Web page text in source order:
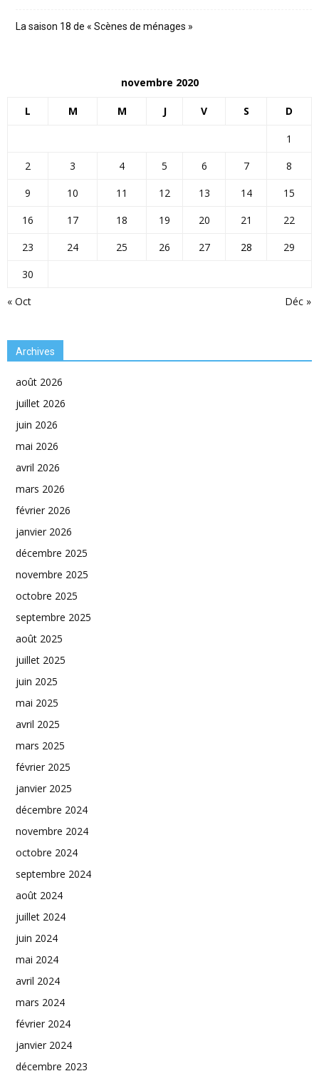
La saison 18 de « Scènes de ménages »
novembre 2020
L M M J V S D
« Oct Déc »
1
2
3 4 5 6 7
8
9
10 11 12 13 14
15
16
17 18 19 20 21
22
23
24 25 26 27 28
29
30
Archives
août 2026
juillet 2026
juin 2026
mai 2026
avril 2026
mars 2026
février 2026
janvier 2026
décembre 2025
novembre 2025
octobre 2025
septembre 2025
août 2025
juillet 2025
juin 2025
mai 2025
avril 2025
mars 2025
février 2025
janvier 2025
décembre 2024
novembre 2024
octobre 2024
septembre 2024
août 2024
juillet 2024
juin 2024
mai 2024
avril 2024
mars 2024
février 2024
janvier 2024
décembre 2023